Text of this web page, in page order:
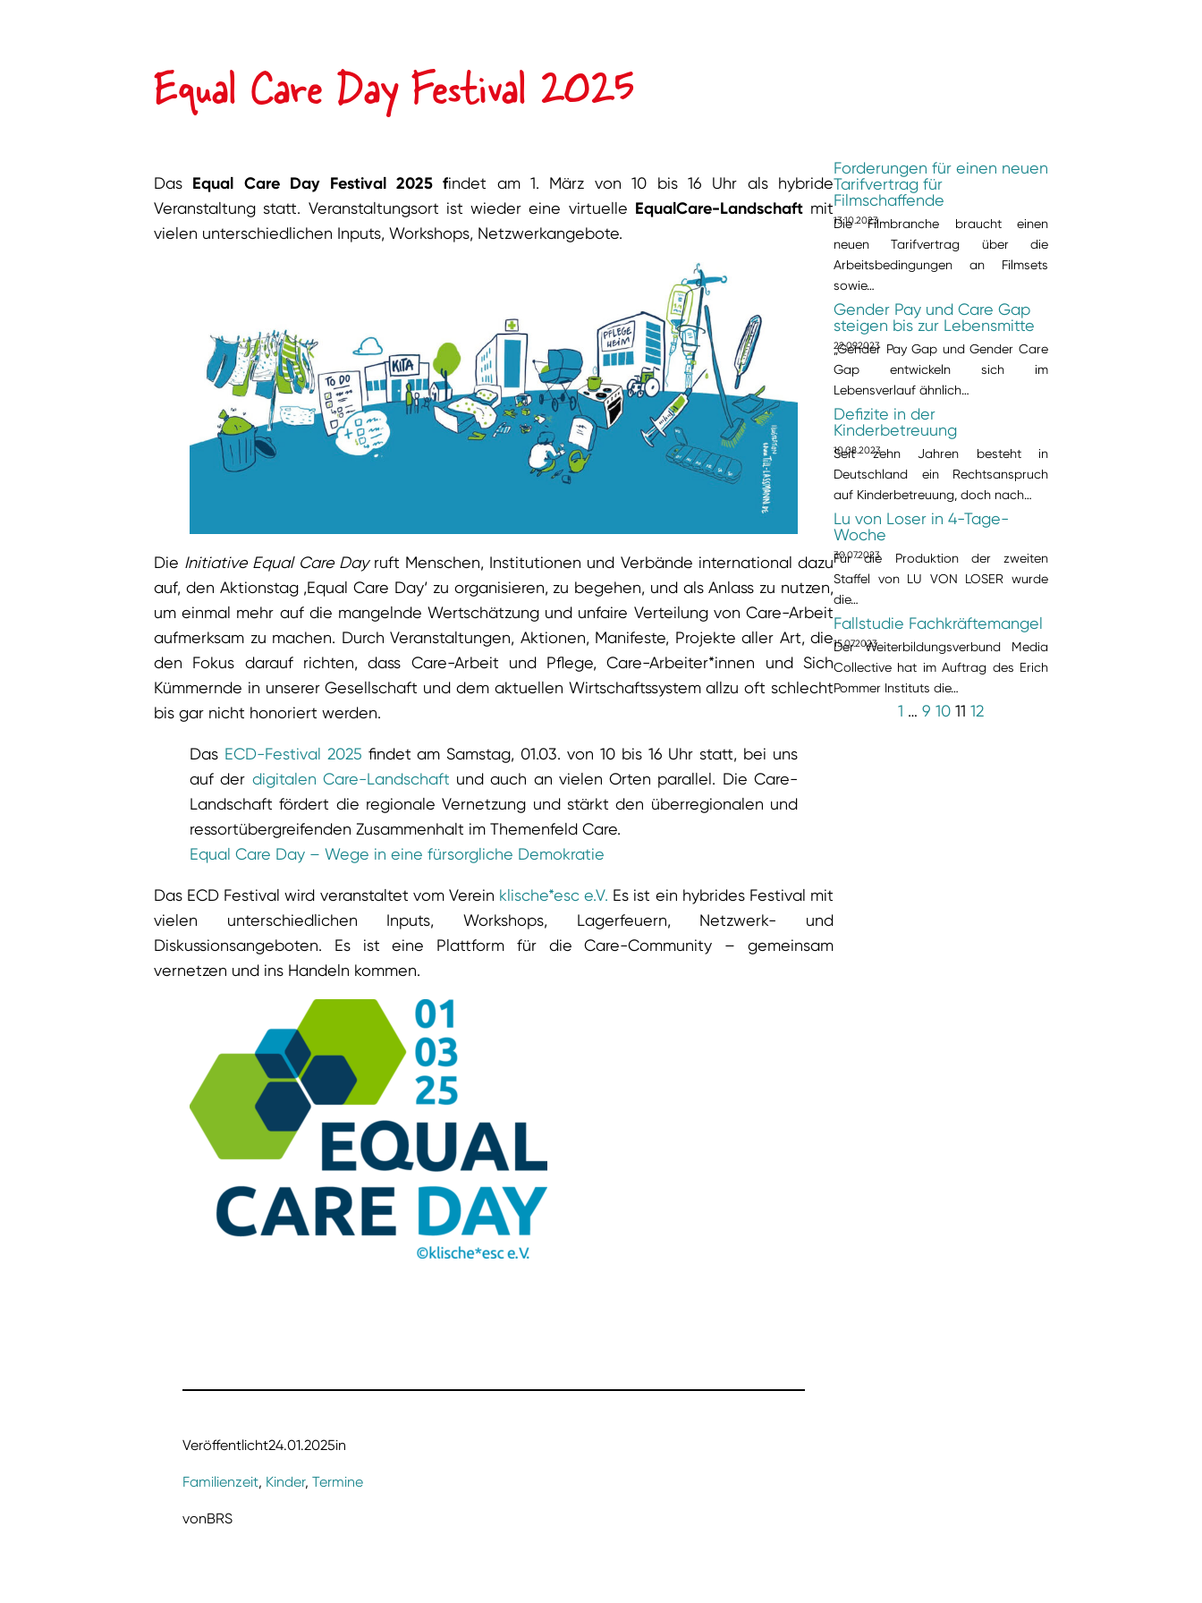
Equal Care Day Festival 2025
Das Equal Care Day Festival 2025 findet am 1. März von 10 bis 16 Uhr als hybride
Veranstaltung statt. Veranstaltungsort ist wieder eine virtuelle EqualCare-Landschaftmit
vielen unterschiedlichen Inputs, Workshops, Netzwerkangebote.
Die Initiative Equal Care Dayruft Menschen, Institutionen und Verbände international dazu
auf, den Aktionstag ‚Equal Care Day‘ zu organisieren, zu begehen, und als Anlass zu nutzen,
um einmal mehr auf die mangelnde Wertschätzung und unfaire Verteilung von Care-Arbeit
aufmerksam zu machen. Durch Veranstaltungen, Aktionen, Manifeste, Projekte aller Art, die
den Fokus darauf richten, dass Care-Arbeit und Pflege, Care-Arbeiter*innen und Sich
Kümmernde in unserer Gesellschaft und dem aktuellen Wirtschaftssystem allzu oft schlecht
bis gar nicht honoriert werden.
Das ECD-Festival 2025 findet am Samstag, 01.03. von 10 bis 16 Uhr statt, bei uns
auf der digitalen Care-Landschaft und auch an vielen Orten parallel. Die Care-
Landschaft fördert die regionale Vernetzung und stärkt den überregionalen und
ressortübergreifenden Zusammenhalt im Themenfeld Care.
Equal Care Day – Wege in eine fürsorgliche Demokratie
Das ECD Festival wird veranstaltet vom Verein klische*esc e.V. Es ist ein hybrides Festival mit
vielen unterschiedlichen Inputs, Workshops, Lagerfeuern, Netzwerk- und
Diskussionsangeboten. Es ist eine Plattform für die Care-Community – gemeinsam
vernetzen und ins Handeln kommen.
Veröffentlicht24.01.2025in
Familienzeit, Kinder, Termine
vonBRS
Forderungen für einen neuen
Tarifvertrag für
Filmschaffende
13.10.2023
Die Filmbranche braucht einen
neuen Tarifvertrag über die
Arbeitsbedingungen an Filmsets
sowie…
Gender Pay und Care Gap
steigen bis zur Lebensmitte
22.09.2023
„Gender Pay Gap und Gender Care
Gap entwickeln sich im
Lebensverlauf ähnlich…
Defizite in der
Kinderbetreuung
10.08.2023
Seit zehn Jahren besteht in
Deutschland ein Rechtsanspruch
auf Kinderbetreuung, doch nach…
Lu von Loser in 4-Tage-
Woche
30.07.2023
Für die Produktion der zweiten
Staffel von LU VON LOSER wurde
die…
Fallstudie Fachkräftemangel
15.07.2023
Der Weiterbildungsverbund Media
Collective hat im Auftrag des Erich
Pommer Instituts die…
1 … 9 10 11 12